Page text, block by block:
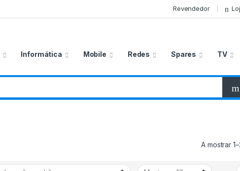
Revendedor
Informática Mobile Redes Spares TV
A mostrar